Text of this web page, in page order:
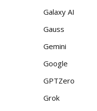
Galaxy AI
Gauss
Gemini
Google
GPTZero
Grok